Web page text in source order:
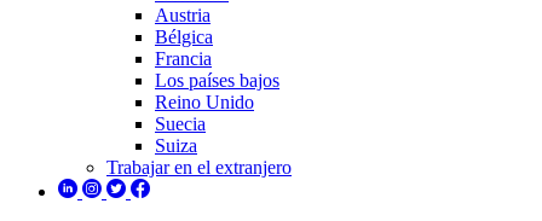
Austria
Bélgica
Francia
Los países bajos
Reino Unido
Suecia
Suiza
Trabajar en el extranjero